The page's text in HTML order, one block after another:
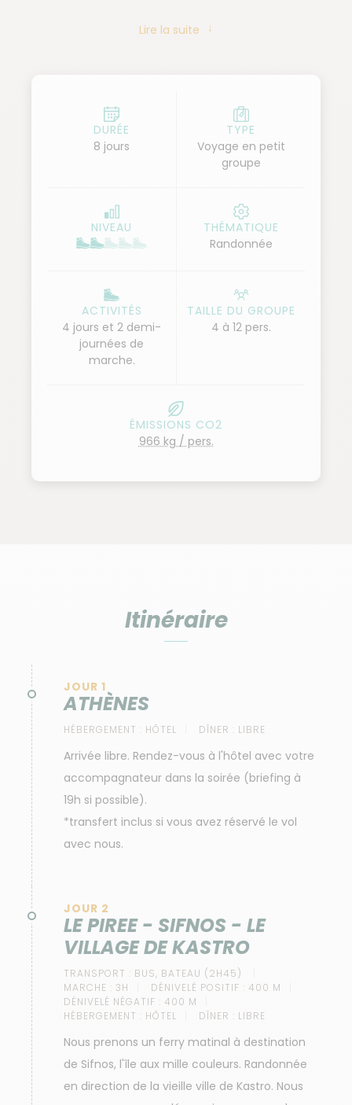
grand plaisir, nous découvrons les traditions
Milos nous charme par ses couleurs rosées, ocre et
rouge : une île volcanique avec des sources d'eau
chaude et d’extraordinaires formations rocheuses
qui découpent sa côte. Nous nous rendons dans la
mis en la lumière cette ville. Du port d'Adamas, nous
partons en caïque pour Kimolos, petite île voisine où
dans les eaux diaphanes qu'offre ce petit bijou de la
mer Egée.
Lire la suite
DURÉE
8 jours
TYPE
Voyage en petit
groupe
NIVEAU
THÉMATIQUE
Randonnée
ACTIVITÉS
4 jours et 2 demi-
journées de
marche.
TAILLE DU GROUPE
4 à 12 pers.
ÉMISSIONS CO2
966 kg / pers.
Itinéraire
JOUR 1
ATHÈNES
HÉBERGEMENT : HÔTEL DÎNER : LIBRE
Arrivée libre. Rendez-vous à l'hôtel avec votre
accompagnateur dans la soirée (briefing à
19h si possible).
*transfert inclus si vous avez réservé le vol
avec nous.
JOUR 2
LE PIREE - SIFNOS - LE
VILLAGE DE KASTRO
TRANSPORT : BUS, BATEAU (2H45)
MARCHE : 3H DÉNIVELÉ POSITIF : 400 M
DÉNIVELÉ NÉGATIF : 400 M
HÉBERGEMENT : HÔTEL DÎNER : LIBRE
Nous prenons un ferry matinal à destination
de Sifnos, l'île aux mille couleurs. Randonnée
en direction de la vieille ville de Kastro. Nous